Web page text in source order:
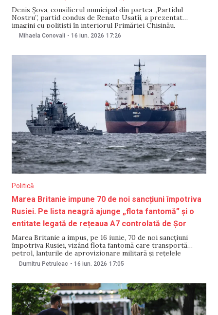
Denis Șova, consilierul municipal din partea „Partidul
Nostru”, partid condus de Renato Usatîi, a prezentat
imagini cu polițiști în interiorul Primăriei Chișinău,
menționând că aceștia ar fi avut scopul de a stabili dacă
Mihaela Conovali - 16 iun. 2026 17:26
Politică
Marea Britanie impune 70 de noi sancțiuni împotriva
Rusiei. Pe lista neagră ajunge „flota fantomă” și o
entitate legată de rețeaua A7 controlată de Șor
Marea Britanie a impus, pe 16 iunie, 70 de noi sancțiuni
împotriva Rusiei, vizând flota fantomă care transportă
petrol, lanțurile de aprovizionare militară și rețelele
financiare folosite pentru ocolirea restricțiilor occidentale.
entitățile sancționate
Dumitru Petruleac - 16 iun. 2026 17:05